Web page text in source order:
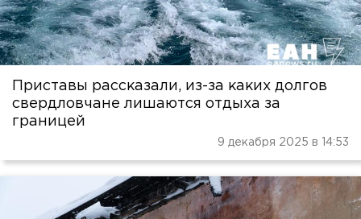
Приставы рассказали, из-за каких долгов
свердловчане лишаются отдыха за
границей
9 декабря 2025 в 14:53